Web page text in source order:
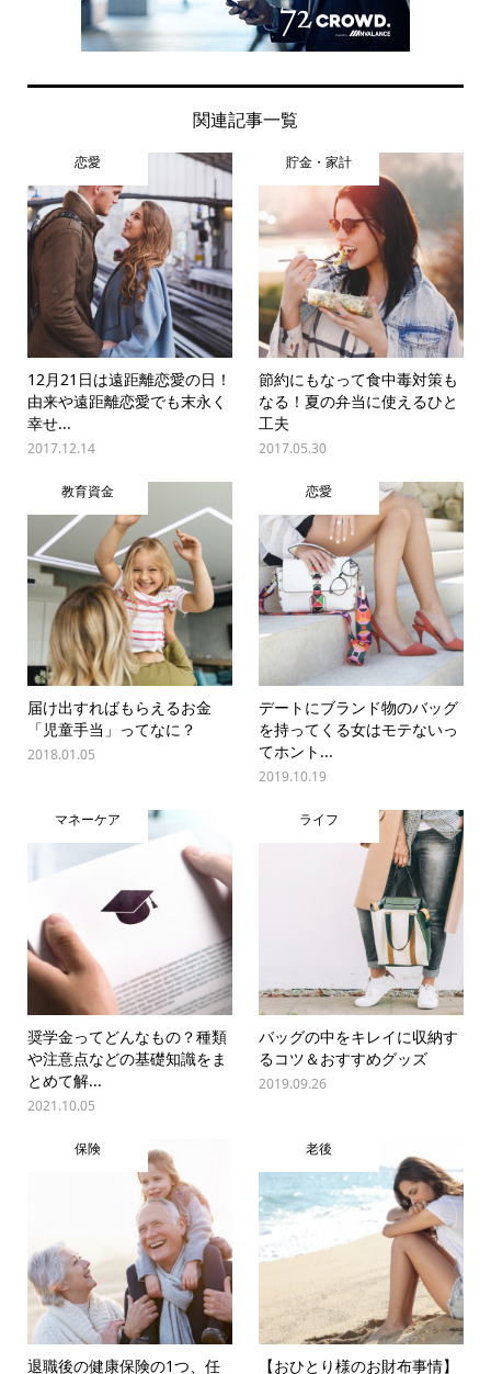
関連記事一覧
恋愛
12月21日は遠距離恋愛の日！
由来や遠距離恋愛でも末永く
幸せ...
2017.12.14
貯金・家計
節約にもなって食中毒対策も
なる！夏の弁当に使えるひと
工夫
2017.05.30
教育資金
届け出すればもらえるお金
「児童手当」ってなに？
2018.01.05
恋愛
デートにブランド物のバッグ
を持ってくる女はモテないっ
てホント...
2019.10.19
マネーケア
奨学金ってどんなもの？種類
や注意点などの基礎知識をま
とめて解...
2021.10.05
ライフ
バッグの中をキレイに収納す
るコツ＆おすすめグッズ
2019.09.26
保険
退職後の健康保険の1つ、任
老後
【おひとり様のお財布事情】